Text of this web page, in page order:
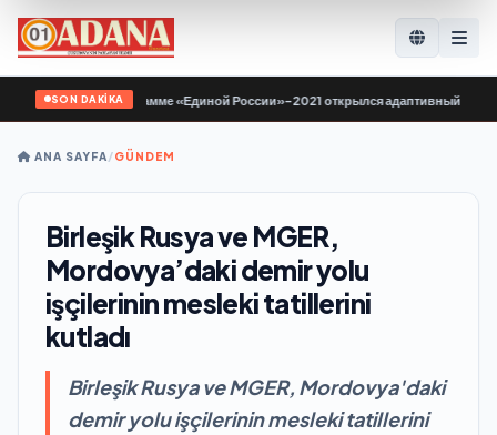
SON DAKİKA
по Народной программе «Единой России»-2021 открылся адаптивный
ANA SAYFA/GÜNDEM
Birleşik Rusya ve MGER,
Mordovya’daki demir yolu
işçilerinin mesleki tatillerini
kutladı
Birleşik Rusya ve MGER, Mordovya'daki
demir yolu işçilerinin mesleki tatillerini